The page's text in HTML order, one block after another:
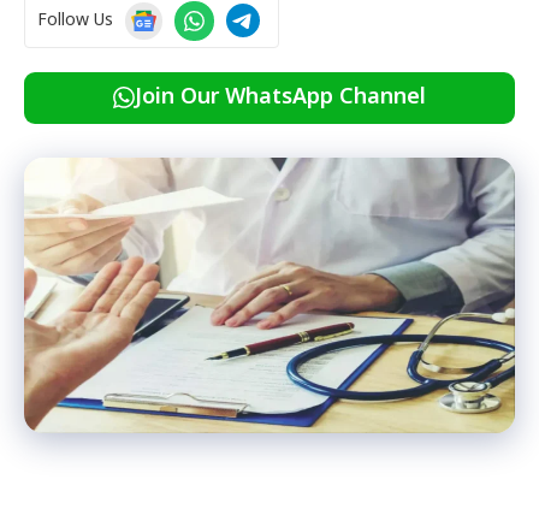
Follow Us
Join Our WhatsApp Channel